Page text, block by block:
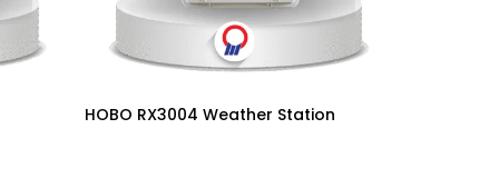
HOBO RX3004 Weather Station